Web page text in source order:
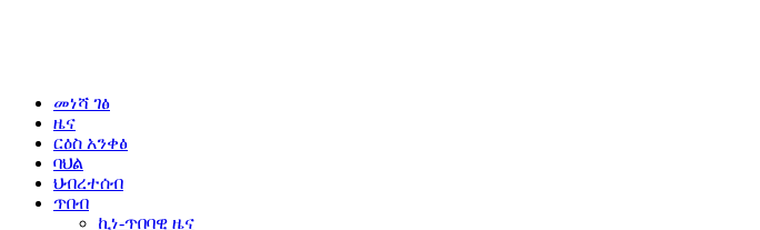
መነሻ ገፅ
ዜና
ርዕስ አንቀፅ
ባህል
ህብረተሰብ
ጥበብ
ኪነ-ጥበባዊ ዜና